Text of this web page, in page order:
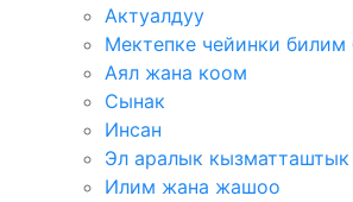
Актуалдуу
Мектепке чейинки билим
Аял жана коом
Сынак
Инсан
Эл аралык кызматташтык
Илим жана жашоо